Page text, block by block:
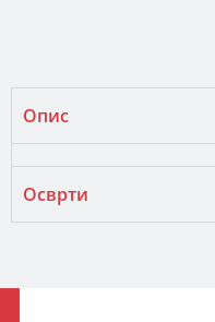
Опис
Осврти